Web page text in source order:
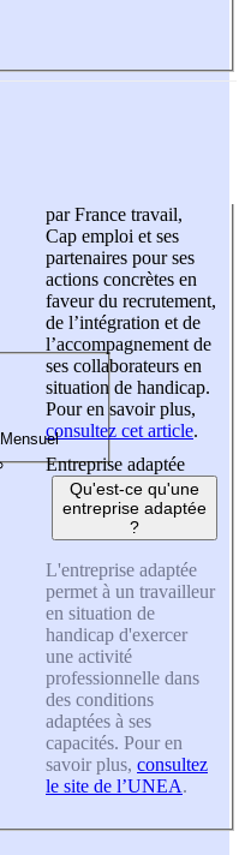
par France travail,
Cap emploi et ses
partenaires pour ses
actions concrètes en
faveur du recrutement,
de l’intégration et de
l’accompagnement de
ses collaborateurs en
situation de handicap.
Pour en savoir plus,
consultez cet article.
Entreprise adaptée
Qu'est-ce qu'une
entreprise adaptée
?
L'entreprise adaptée
permet à un travailleur
en situation de
handicap d'exercer
une activité
professionnelle dans
des conditions
adaptées à ses
capacités. Pour en
savoir plus, consultez
le site de l’UNEA.